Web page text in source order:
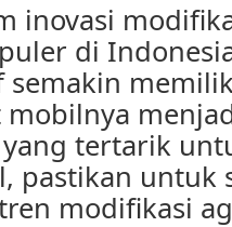
inovasi
di
semakin
tertarik
pastikan untuk
modifikasi